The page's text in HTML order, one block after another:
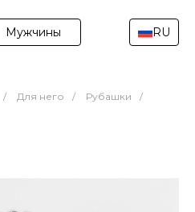
Мужчины RU
/ Для него / Рубашки
/